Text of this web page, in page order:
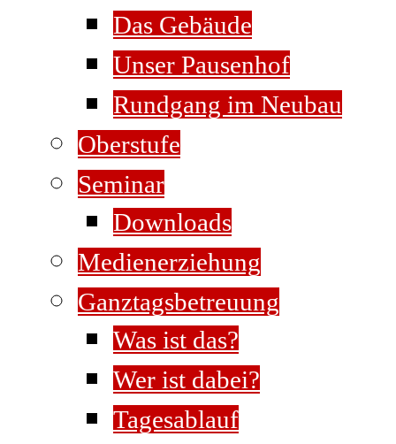
Das Gebäude
Unser Pausenhof
Rundgang im Neubau
Oberstufe
Seminar
Downloads
Medienerziehung
Ganztagsbetreuung
Was ist das?
Wer ist dabei?
Tagesablauf